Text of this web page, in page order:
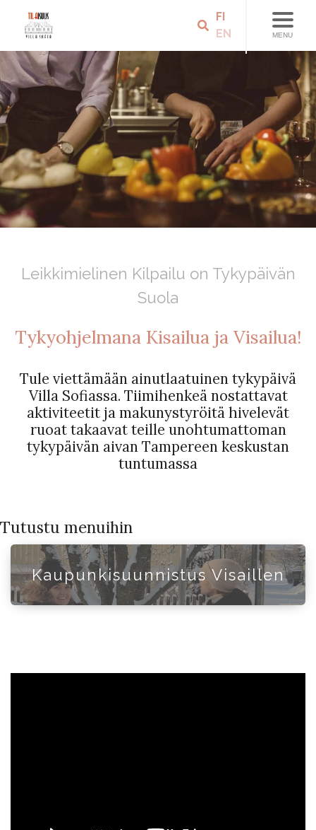
MENU
FI
EN
Leikkimielinen Kilpailu on Tykypäivän
Suola
Tykyohjelmana Kisailua ja Visailua!
Tule viettämään ainutlaatuinen tykypäivä
Villa Sofiassa. Tiimihenkeä nostattavat
aktiviteetit ja makunystyröitä hivelevät
ruoat takaavat teille unohtumattoman
tykypäivän aivan Tampereen keskustan
tuntumassa
Tutustu menuihin
Kaupunkisuunnistus Visaillen